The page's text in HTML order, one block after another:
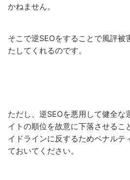
かねません。
そこで逆SEOをすることで風評被
たしてくれるのです。
ただし、逆SEOを悪用して健全な
イトの順位を故意に下落させるこ
イドラインに反するためペナルテ
ておいてください。